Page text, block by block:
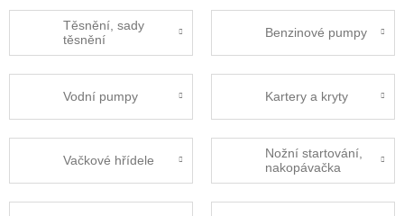
Těsnění, sady
těsnění
Benzinové pumpy
Vodní pumpy Kartery a kryty
Vačkové hřídele
Nožní startování,
nakopávačka